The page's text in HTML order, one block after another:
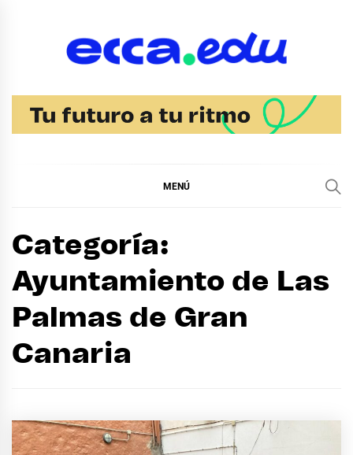
MENÚ
Categoría:
Ayuntamiento de Las
Palmas de Gran
Canaria